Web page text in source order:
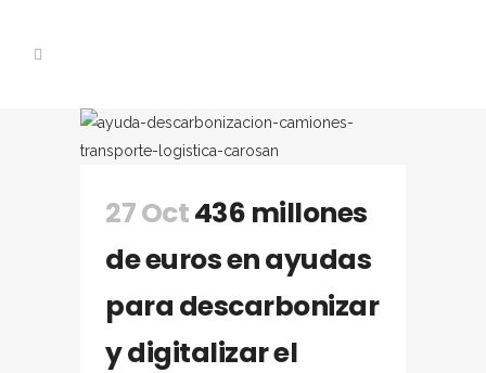
27 Oct436 millones
de euros en ayudas
para descarbonizar
y digitalizar el